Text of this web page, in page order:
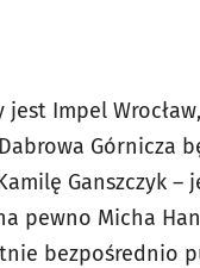
Impel
Górnicza
Ganszczyk –
pewno Micha
bezpośrednio